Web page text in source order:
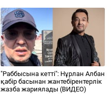
"Раббысына кетті": Нұрлан Албан
қабір басынан жантебірентерлік
жазба жариялады (ВИДЕО)